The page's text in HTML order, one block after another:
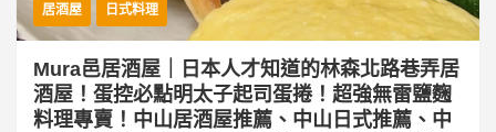
居酒屋 日式料理
Mura邑居酒屋｜日本人才知道的林森北路巷弄居
酒屋！蛋控必點明太子起司蛋捲！超強無雷鹽麴
料理專賣！中山居酒屋推薦、中山日式推薦、中